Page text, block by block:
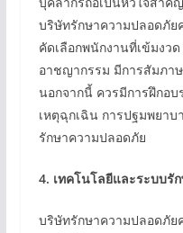
บริษัทรักษาความปลอดภัย
คัดเลือกพนักงานที่เข้มงว
อาชญากรรม มีการสัมภา
นอกจากนี้ ควรมีการฝึกอบ
เหตุฉุกเฉิน การปฐมพยาบ
รักษาความปลอดภัย
4. เทคโนโลยีและระบบรั
บริษัทรักษาความปลอดภัย